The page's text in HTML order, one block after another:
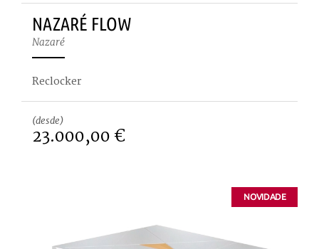
NAZARÉ FLOW
Nazaré
Reclocker
(desde)
23.000,00 €
NOVIDADE